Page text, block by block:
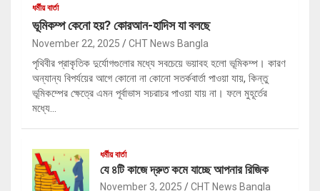
ধর্মীয় বার্তা
ভূমিকম্প কেনো হয়? কোরআন-হাদিস যা বলছে
November 22, 2025 CHT News Bangla
পৃথিবীর প্রাকৃতিক দুর্যোগগুলোর মধ্যে সবচেয়ে ভয়াবহ হলো ভূমিকম্প। কারণ
অন্যান্য বিপর্যয়ের আগে কোনো না কোনো সতর্কবার্তা পাওয়া যায়, কিন্তু
ভূমিকম্পের ক্ষেত্রে এমন পূর্বাভাস সচরাচর পাওয়া যায় না। ফলে মুহূর্তের
মধ্যে…
ধর্মীয় বার্তা
যে ৪টি কাজে দ্রুত কমে যাচ্ছে আপনার রিজিক
November 3, 2025 CHT News Bangla